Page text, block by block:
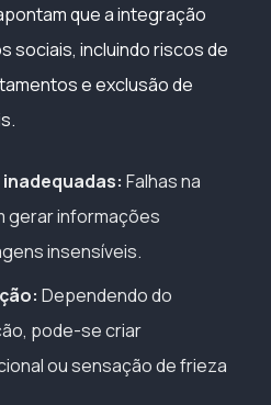
que a integração
sociais, incluindo riscos de
e exclusão de
Falhas na
gerar informações
insensíveis.
Dependendo do
pode-se criar
ou sensação de frieza